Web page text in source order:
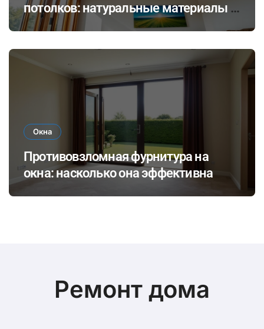
потолков: натуральные материалы и
экологичные покрытия для
Окна
Противовзломная фурнитура на
окна: насколько она эффективна
Ремонт дома